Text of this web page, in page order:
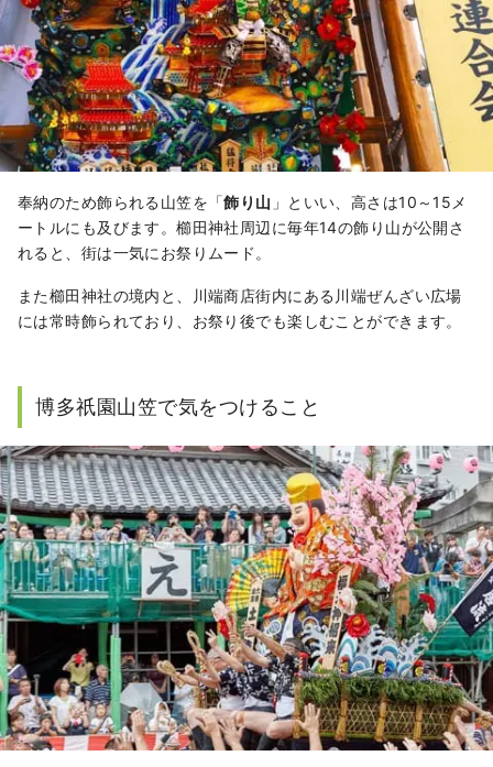
奉納のため飾られる山笠を「飾り山 」といい、高さは10～15メ
ートルにも及びます。櫛田神社周辺に毎年14の飾り山が公開さ
れると、街は一気にお祭りムード。
また櫛田神社の境内と、川端商店街内にある川端ぜんざい広場
には常時飾られており、お祭り後でも楽しむことができます。
博多祇園山笠で気をつけること